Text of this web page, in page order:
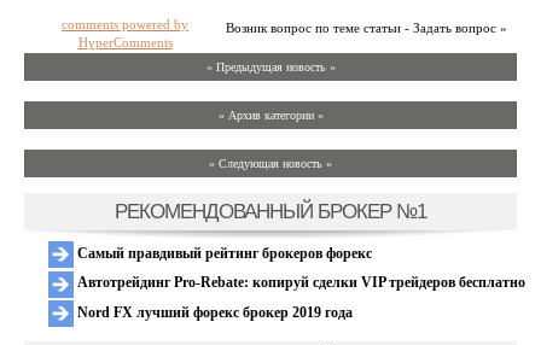
Возник вопрос по теме статьи - Задать вопрос »
comments powered by
HyperComments
« Предыдущая новость «
» Архив категории «
» Следующая новость »
РЕКОМЕНДОВАННЫЙ БРОКЕР №1
Самый правдивый рейтинг брокеров форекс
Автотрейдинг Pro-Rebate: копируй сделки VIP трейдеров бесплатно
Nord FX лучший форекс брокер 2019 года